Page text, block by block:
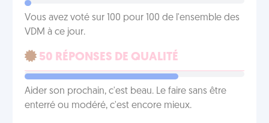
Vous avez voté sur 100 pour 100 de l'ensemble des
VDM à ce jour.
50 RÉPONSES DE QUALITÉ
Aider son prochain, c'est beau. Le faire sans être
enterré ou modéré, c'est encore mieux.